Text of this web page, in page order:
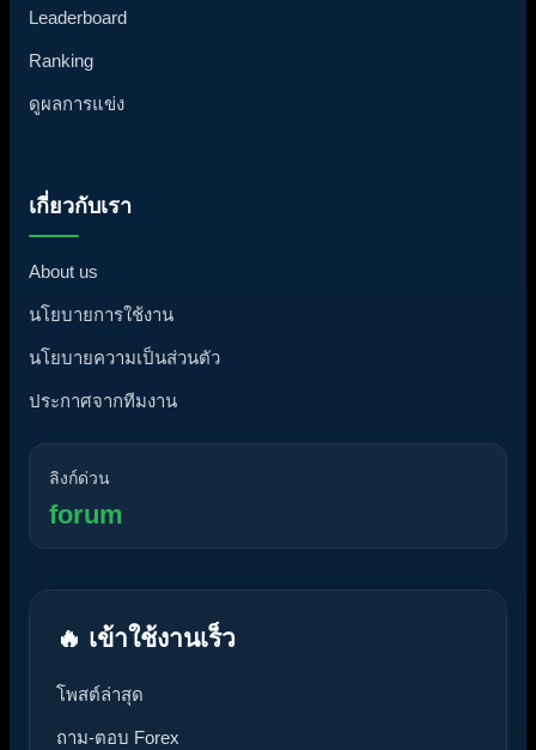
Leaderboard
Ranking
ดูผลการแข่ง
เกี่ยวกับเรา
About us
นโยบายการใช้งาน
นโยบายความเป็นส่วนตัว
ประกาศจากทีมงาน
ลิงก์ด่วน
forum
🔥 เข้าใช้งานเร็ว
โพสต์ล่าสุด
ถาม-ตอบ Forex